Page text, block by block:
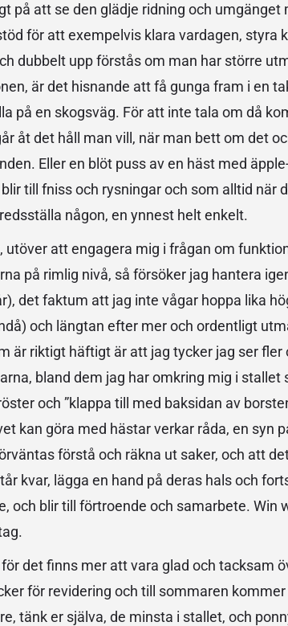
på att se den glädje ridning och umgänget
för att exempelvis klara vardagen, styra
dubbelt upp förstås om man har större
är det hisnande att få gunga fram i en
på en skogsväg. För att inte tala om då
åt det håll man vill, när man bett om det
Eller en blöt puss av en häst med
till fniss och rysningar och som alltid när
någon, en ynnest helt enkelt.
utöver att engagera mig i frågan om
på rimlig nivå, så försöker jag hantera
det faktum att jag inte vågar hoppa lika
och längtan efter mer och ordentligt
är riktigt häftigt är att jag tycker jag ser
bland dem jag har omkring mig i
och ”klappa till med baksidan av
kan göra med hästar verkar råda, en syn
förstå och räkna ut saker, och att
kvar, lägga en hand på deras hals och
och blir till förtroende och samarbete. Win
det finns mer att vara glad och tacksam
för revidering och till sommaren
tänk er själva, de minsta i stallet, och